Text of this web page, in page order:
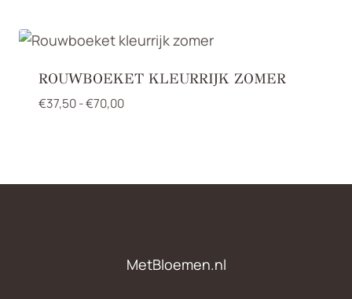
ROUWBOEKET KLEURRIJK ZOMER
€37,50-€70,00Prijsklasse:
MetBloemen.nl